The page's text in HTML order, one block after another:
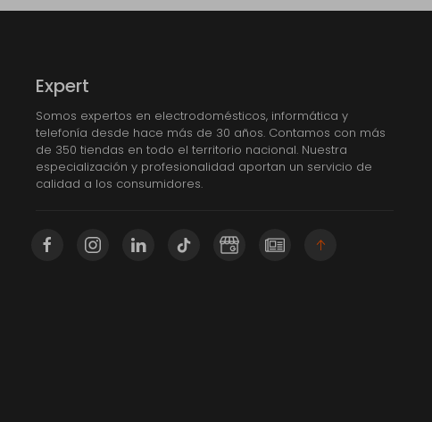
Expert
Somos expertos en electrodomésticos, informática y
telefonía desde hace más de 30 años. Contamos con más
de 350 tiendas en todo el territorio nacional. Nuestra
especialización y profesionalidad aportan un servicio de
calidad a los consumidores.